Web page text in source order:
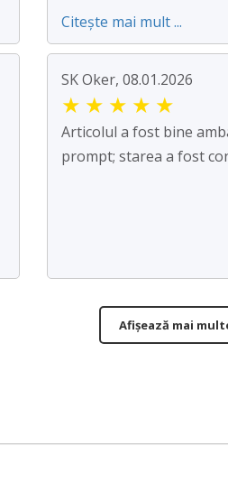
Citește mai mult ...
SK Oker, 08.01.2026
★ ★ ★ ★ ★
Articolul a fost bine
prompt; starea a fost
Afișează mai